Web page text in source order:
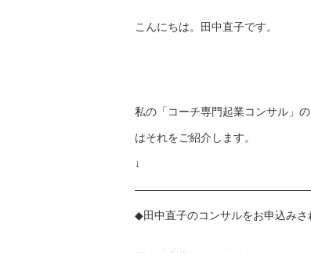
こんにちは。田中直子です。
私の「コーチ専門起業コンサル」
はそれをご紹介します。
↓
——————————
◆田中直子のコンサルをお申込みさ